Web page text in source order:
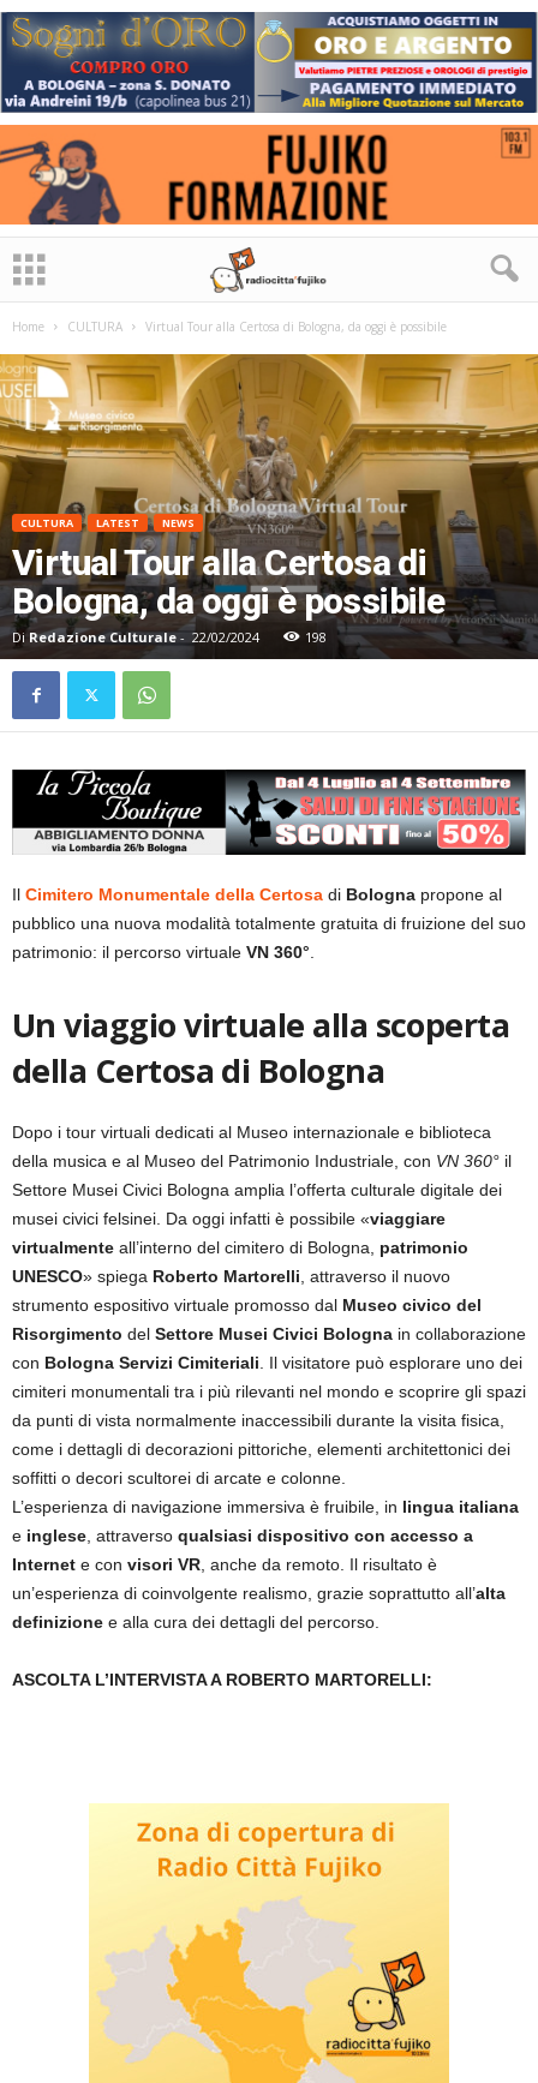
Home CULTURA Virtual Tour alla Certosa di Bologna, da oggi è possibile
CULTURA LATEST NEWS
Virtual Tour alla Certosa di
Bologna, da oggi è possibile
Di Redazione Culturale- 22/02/2024 198
Il Cimitero Monumentale della Certosa di Bologna propone al
pubblico una nuova modalità totalmente gratuita di fruizione del suo
patrimonio: il percorso virtuale VN 360°
Un viaggio virtuale alla scoperta
della Certosa di Bologna
Dopo i tour virtuali dedicati al Museo internazionale e biblioteca
della musica e al Museo del Patrimonio Industriale, con VN 360° il
Settore Musei Civici Bologna amplia l’offerta culturale digitale dei
musei civici felsinei. Da oggi infatti è possibile «viaggiare
virtualmente all’interno del cimitero di Bologna, patrimonio
UNESCO» spiega Roberto Martorelli , attraverso il nuovo
strumento espositivo virtuale promosso dal Museo civico del
Risorgimento del Settore Musei Civici Bologna in collaborazione
con Bologna Servizi Cimiteriali . Il visitatore può esplorare uno dei
cimiteri monumentali tra i più rilevanti nel mondo e scoprire gli spazi
da punti di vista normalmente inaccessibili durante la visita fisica,
come i dettagli di decorazioni pittoriche, elementi architettonici dei
soffitti o decori scultorei di arcate e colonne.
L’esperienza di navigazione immersiva è fruibile, in lingua italiana
e inglese , attraverso qualsiasi dispositivo con accesso a
Internet e con visori VR , anche da remoto. Il risultato è
un’esperienza di coinvolgente realismo, grazie soprattutto all’alta
definizione e alla cura dei dettagli del percorso.
ASCOLTA L’INTERVISTA A ROBERTO MARTORELLI: